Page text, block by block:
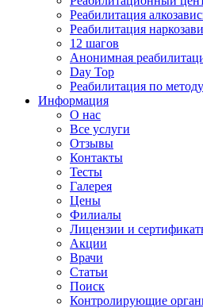
Реабилитация
Реабилитация
12 шагов
Анонимная
Day Top
Реабилитация по
Информация
О нас
Все услуги
Отзывы
Контакты
Тесты
Галерея
Цены
Филиалы
Лицензии и
Акции
Врачи
Статьи
Поиск
Контролирующие